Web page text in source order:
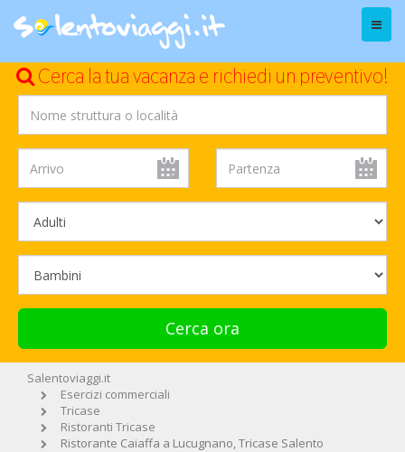
Menu
Cerca la tua vacanza e richiedi un preventivo!
Cerca ora
Salentoviaggi.it
Esercizi commerciali
Tricase
Ristoranti Tricase
Ristorante Caiaffa a Lucugnano, Tricase Salento